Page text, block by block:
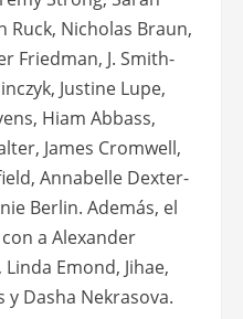
Ruck, Nicholas Braun,
Friedman, J. Smith-
Justine Lupe,
Hiam Abbass,
James Cromwell,
Annabelle Dexter-
Berlin. Además, el
a Alexander
Emond, Jihae,
Dasha Nekrasova.